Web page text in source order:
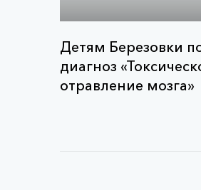
Детям Березовки
диагноз
отравление мозга»